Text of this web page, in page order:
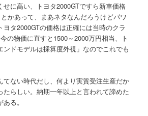
せに高い、トヨタ2000GTですら新車価格
かあって、まあネタなんだろうけどパワ
ヨタ2000GTの価格は正確には当時のクラ
の物価に直すと1500～2000万円相当、ト
ンドモデルは採算度外視」なのでこれでも
てない時代だし、何より実質受注生産だか
たらしい。納期一年以上と言われて諦めた
る。